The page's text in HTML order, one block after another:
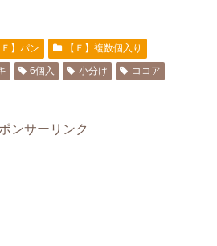
Ｆ】パン
【Ｆ】複数個入り
6個入 小分け
ココア
ンサーリンク